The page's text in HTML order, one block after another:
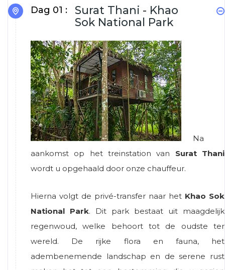
Dag 01 :
Surat Thani - Khao
Sok National Park
Na
aankomst op het treinstation van Surat Thani
wordt u opgehaald door onze chauffeur.
Hierna volgt de privé-transfer naar het Khao Sok
National Park. Dit park bestaat uit maagdelijk
regenwoud, welke behoort tot de oudste ter
wereld. De rijke flora en fauna, het
adembenemende landschap en de serene rust